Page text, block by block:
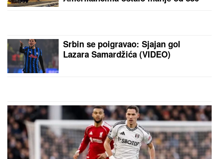
Srbin se poigravao: Sjajan gol
Lazara Samardžića (VIDEO)